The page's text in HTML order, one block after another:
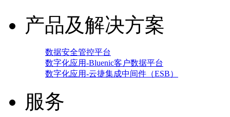
产品及解决方案
数据安全管控平台
数字化应用-Bluenic客户数据平台
数字化应用-云捷集成中间件（ESB）
服务